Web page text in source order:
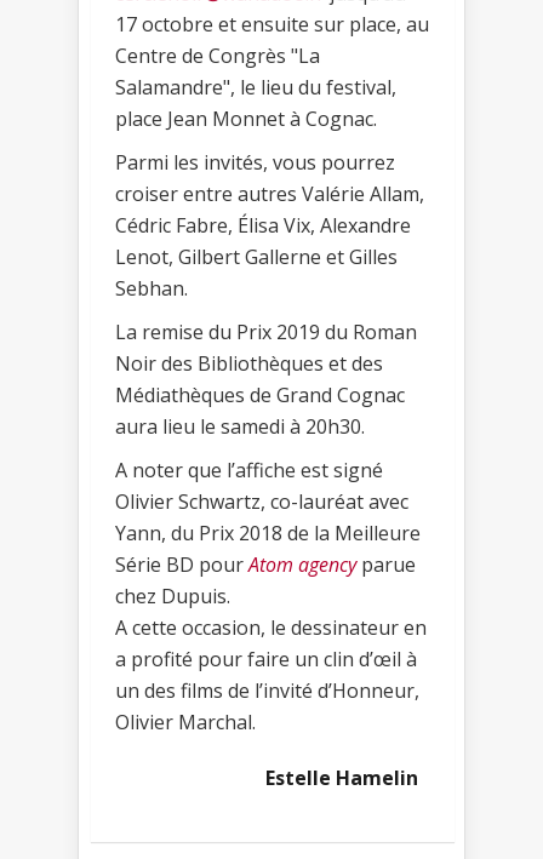
17 octobre et ensuite sur place, au
Centre de Congrès "La
Salamandre", le lieu du festival,
place Jean Monnet à Cognac.
Parmi les invités, vous pourrez
croiser entre autres Valérie Allam,
Cédric Fabre, Élisa Vix, Alexandre
Lenot, Gilbert Gallerne et Gilles
Sebhan.
La remise du Prix 2019 du Roman
Noir des Bibliothèques et des
Médiathèques de Grand Cognac
aura lieu le samedi à 20h30.
A noter que l’affiche est signé
Olivier Schwartz, co-lauréat avec
Yann, du Prix 2018 de la Meilleure
Série BD pourAtom agencyparue
chez Dupuis.
A cette occasion, le dessinateur en
a profité pour faire un clin d’œil à
un des films de l’invité d’Honneur,
Olivier Marchal.
Estelle Hamelin